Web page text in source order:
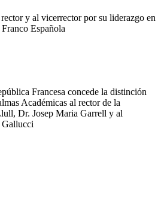
y al vicerrector por su liderazgo en
Española
Francesa concede la distinción
Académicas al rector de la
Dr. Josep Maria Garrell y al